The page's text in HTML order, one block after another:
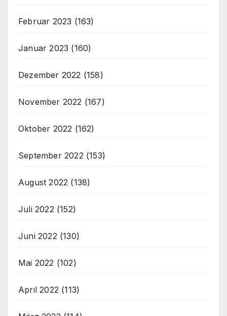
Februar 2023 (163)
Januar 2023 (160)
Dezember 2022 (158)
November 2022 (167)
Oktober 2022 (162)
September 2022 (153)
August 2022 (138)
Juli 2022 (152)
Juni 2022 (130)
Mai 2022 (102)
April 2022 (113)